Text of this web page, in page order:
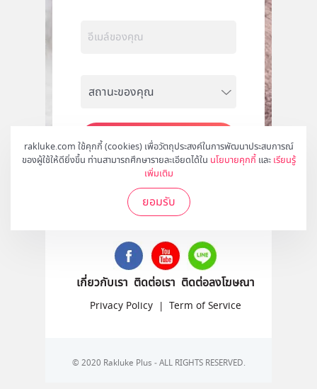
rakluke.com ใช้คุกกี้ (cookies) เพื่อวัตถุประสงค์ในการพัฒนาประสบการณ์
ของผู้ใช้ให้ดียิ่งขึ้น ท่านสามารถศึกษารายละเอียดได้ใน นโยบายคุกกี้ และ เรียนรู้
เพิ่มเติม
ยอมรับ
สมัคร
ติดตามเราได้ที่
เกี่ยวกับเรา ติดต่อเรา ติดต่อลงโฆษณา
Privacy Policy | Term of Service
© 2020 Rakluke Plus - ALL RIGHTS RESERVED.